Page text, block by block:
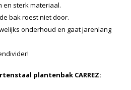
en sterk materiaal.
bak roest niet door.
onderhoud en gaat jarenlang
plantenbak CARREZ: